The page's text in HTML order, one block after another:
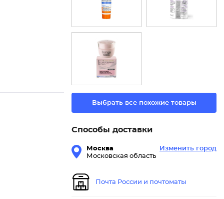
Выбрать все похожие товары
Способы доставки
Москва
Московская область
Изменить город
Почта России и почтоматы